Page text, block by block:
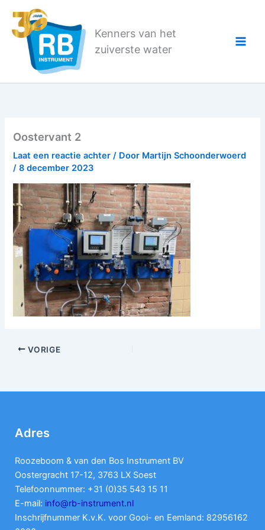
naar
Kenners van het
zuiverste water
Oostervant 2
Laat een reactie achter / Door Martijn Schoonderwoerd
/8 december 2023
VORIGE
Adres
Roozeboom & van den Bos Instrument BV
Oostergracht 17-12, 3763 LX Soest
Telefoonnummer: +31 (0)35 543 15 11
E-mail: info@rb-instrument.nl
Inschrijfnummer K.v.K. voor Gooi- en Eemland: 82956162